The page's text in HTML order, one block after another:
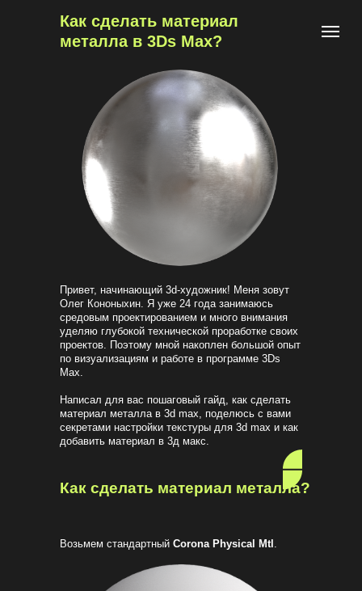
Как сделать материал
металла в 3Ds Max?
Привет, начинающий 3d-художник! Меня зовут
Олег Кононыхин. Я уже 24 года занимаюсь
средовым проектированием и много внимания
уделяю глубокой технической проработке своих
проектов. Поэтому мной накоплен большой опыт
по визуализациям и работе в программе 3Ds
Max.
Написал для вас пошаговый гайд, как сделать
материал металла в 3d max, поделюсь с вами
секретами настройки текстуры для 3d max и как
добавить материал в 3д макс.
Как сделать материал металла?
Возьмем стандартный Corona Physical Mtl .